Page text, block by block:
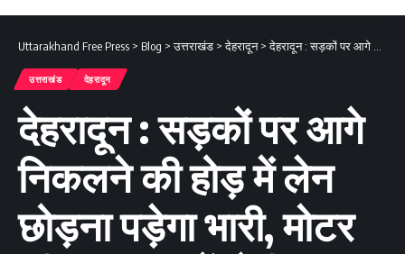
Uttarakhand Free Press > Blog >उत्तराखंड >देहरादून>देहरादून : सड़कों पर आगे निकलने की होड़ में लेन छोड़ना पड़ेगा भारी, मोटर व्हीकल एक्ट में होगी कार्यवाही
उत्तराखंड देहरादून
देहरादून : सड़कों पर आगे
निकलने की होड़ में लेन
छोड़ना पड़ेगा भारी, मोटर